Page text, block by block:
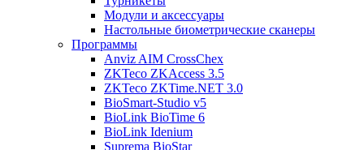
Модули и аксессуары
Настольные биометрические сканеры
Программы
Anviz AIM CrossChex
ZKTeco ZKAccess 3.5
ZKTeco ZKTime.NET 3.0
BioSmart-Studio v5
BioLink BioTime 6
BioLink Idenium
Suprema BioStar